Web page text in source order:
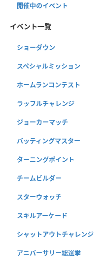
開催中のイベント
イベント一覧
ショーダウン
スペシャルミッション
ホームランコンテスト
ラッフルチャレンジ
ジョーカーマッチ
バッティングマスター
ターニングポイント
チームビルダー
スターウォッチ
スキルアーケード
シャットアウトチャレンジ
アニバーサリー総選挙